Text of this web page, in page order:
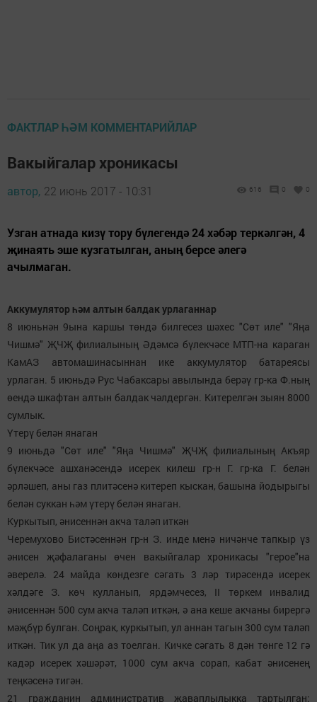
ФАКТЛАР ҺӘМ КОММЕНТАРИЙЛАР
Вакыйгалар хроникасы
автор, 22 июнь 2017 - 10:31 616 0 0
Узган атнада кизү тору бүлегендә 24 хәбәр теркәлгән, 4
җинаять эше кузгатылган, аның берсе әлегә
ачылмаган.
Аккумулятор һәм алтын балдак урлаганнар
8 июньнән 9ына каршы төндә билгесез шәхес "Сөт иле" "Яңа
Чишмә" ҖЧҖ филиалының Әдәмсә бүлекчәсе МТП-на караган
КамАЗ автомашинасыннан ике аккумулятор батареясы
урлаган. 5 июньдә Рус Чабаксары авылында берәү гр-ка Ф.ның
өендә шкафтан алтын балдак чәлдергән. Китерелгән зыян 8000
сумлык.
Үтерү белән янаган
9 июньдә "Сөт иле" "Яңа Чишмә" ҖЧҖ филиалының Акъяр
бүлекчәсе ашханәсендә исерек килеш гр-н Г. гр-ка Г. белән
әрләшеп, аны газ плитәсенә китереп кыскан, башына йодырыгы
белән суккан һәм үтерү белән янаган.
Куркытып, әнисеннән акча таләп иткән
Черемухово Бистәсеннән гр-н З. инде менә ничәнче тапкыр үз
әнисен җәфалаганы өчен вакыйгалар хроникасы "герое"на
әверелә. 24 майда көндезге сәгать 3 ләр тирәсендә исерек
хәлдәге З. көч кулланып, ярдәмчесез, II төркем инвалид
әнисеннән 500 сум акча таләп иткән, ә ана кеше акчаны бирергә
мәҗбүр булган. Соңрак, куркытып, ул аннан тагын 300 сум таләп
иткән. Тик ул да аңа аз тоелган. Кичке сәгать 8 дән төнге 12 гә
кадәр исерек хәшәрәт, 1000 сум акча сорап, кабат әнисенең
теңкәсенә тигән.
21 гражданин административ җаваплылыкка тартылган: